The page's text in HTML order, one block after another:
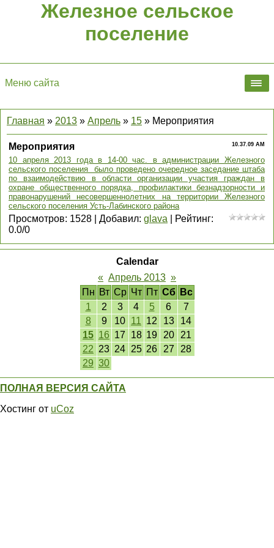
Железное сельское
поселение
Меню сайта
Главная » 2013 » Апрель » 15 » Мероприятия
10.37.09 AM
Мероприятия
10 апреля 2013 года в 14-00 час. в администрации Железного
сельского поселения было проведено очередное заседание штаба
по взаимодействию в области организации участия граждан в
охране общественного порядка, профилактики безнадзорности и
правонарушений несовершеннолетних на территории Железного
сельского поселения Усть-Лабинского района
Просмотров: 1528 Добавил: glava Рейтинг:
0.0/0
Calendar
« Апрель 2013 »
Пн Вт Ср Чт Пт Сб
Вс
1
2 3 4 5 6
7
8
9 10 11 12 13
14
15 16 17 18 19 20
21
22 23 24 25 26 27
28
29 30
ПОЛНАЯ ВЕРСИЯ САЙТА
Хостинг от uCoz